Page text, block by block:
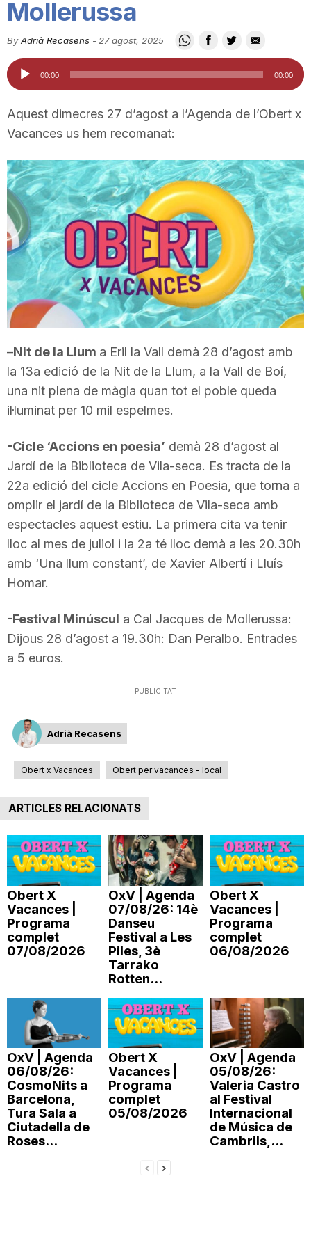
u
t
d
e
T
a
r
a
g
n
Mollerussa
By Adrià Recasens - 27 agost, 2025
Reproductor
d'àudio
00:00 00:00
Aquest dimecres 27 d’agost a l’Agenda de l’Obert x
Vacances us hem recomanat:
–Nit de la Llum a Eril la Vall demà 28 d’agost amb
la 13a edició de la Nit de la Llum, a la Vall de Boí,
una nit plena de màgia quan tot el poble queda
il·luminat per 10 mil espelmes.
-Cicle ‘Accions en poesia’ demà 28 d’agost al
Jardí de la Biblioteca de Vila-seca. Es tracta de la
22a edició del cicle Accions en Poesia, que torna a
omplir el jardí de la Biblioteca de Vila-seca amb
espectacles aquest estiu. La primera cita va tenir
lloc al mes de juliol i la 2a té lloc demà a les 20.30h
amb ‘Una llum constant’, de Xavier Albertí i Lluís
Homar.
-Festival Minúscul a Cal Jacques de Mollerussa:
Dijous 28 d’agost a 19.30h: Dan Peralbo. Entrades
a 5 euros.
PUBLICITAT
Adrià Recasens
Obert x Vacances Obert per vacances - local
ARTICLES RELACIONATS
Obert X
Vacances |
Programa
complet
07/08/2026
OxV | Agenda
07/08/26: 14è
Danseu
Festival a Les
Piles, 3è
Tarrako
Rotten...
Obert X
Vacances |
Programa
complet
06/08/2026
OxV | Agenda
06/08/26:
CosmoNits a
Barcelona,
Tura Sala a
Ciutadella de
Roses...
Obert X
Vacances |
Programa
complet
05/08/2026
OxV | Agenda
05/08/26:
Valeria Castro
al Festival
Internacional
de Música de
Cambrils,...